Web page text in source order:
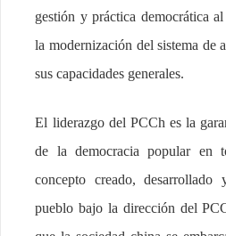
gestión y práctica democrática
la modernización del sistema de
sus capacidades generales.
El liderazgo del PCCh es la
de la democracia popular en
concepto creado,
pueblo bajo la dirección del